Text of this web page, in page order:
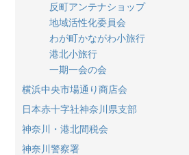
反町アンテナショップ
地域活性化委員会
わが町かながわ小旅行
港北小旅行
一期一会の会
横浜中央市場通り商店会
日本赤十字社神奈川県支部
神奈川・港北間税会
神奈川警察署